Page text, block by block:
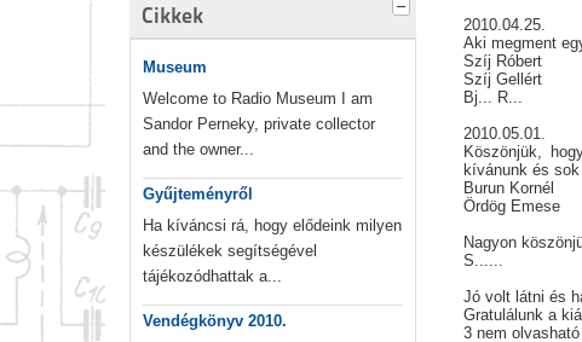
Cikkek
Museum
Welcome to Radio Museum I am
Sandor Perneky, private collector
and the owner...
Gyűjteményről
Ha kíváncsi rá, hogy elődeink milyen
készülékek segítségével
tájékozódhattak a...
Vendégkönyv 2010.
2010.04.25.
Aki megment
Szíj Róbert
Szíj Gellért
Bj... R...
2010.05.01.
Köszönjük,
kívánunk és
Burun Kornél
Ördög Emese
Nagyon
S......
Jó volt látni és
Gratulálunk a
3 nem